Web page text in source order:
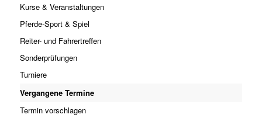
Kurse & Veranstaltungen
Pferde-Sport & Spiel
Reiter- und Fahrertreffen
Sonderprüfungen
Turniere
Vergangene Termine
Termin vorschlagen